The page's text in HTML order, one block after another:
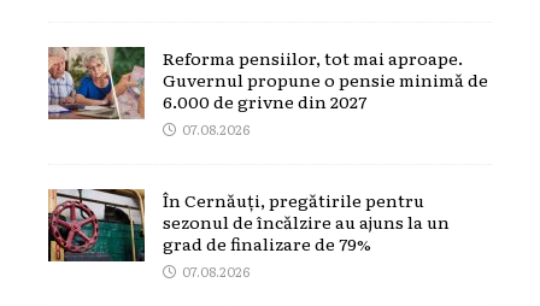
Reforma pensiilor, tot mai aproape.
Guvernul propune o pensie minimă de
6.000 de grivne din 2027
07.08.2026
În Cernăuți, pregătirile pentru
sezonul de încălzire au ajuns la un
grad de finalizare de 79%
07.08.2026